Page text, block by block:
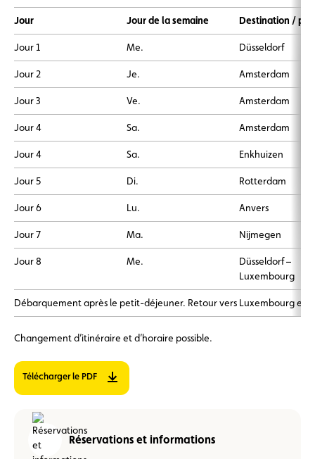
Jour Jour de la semaine Destination /
Jour 1 Me. Düsseldorf
Jour 2 Je. Amsterdam
Jour 3 Ve. Amsterdam
Jour 4 Sa. Amsterdam
Jour 4 Sa. Enkhuizen
Jour 5 Di. Rotterdam
Jour 6 Lu. Anvers
Jour 7 Ma. Nijmegen
Jour 8 Me.
Düsseldorf –
Luxembourg
Débarquement après le petit-déjeuner. Retour vers Luxembourg en
Changement d’itinéraire et d’horaire possible.
Télécharger le PDF
Réservations et informations